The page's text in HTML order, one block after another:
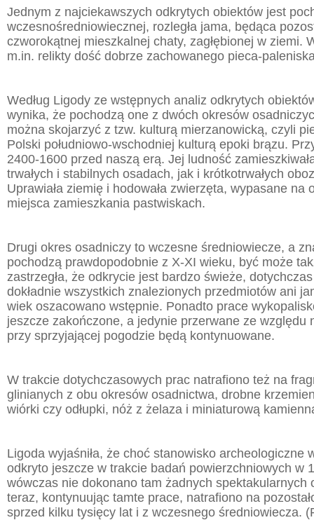
Jednym z najciekawszych odkrytych obiektów jest
wczesnośredniowiecznej, rozległa jama, będąca
czworokątnej mieszkalnej chaty, zagłębionej w ziemi.
m.in. relikty dość dobrze zachowanego pieca-
Według Ligody ze wstępnych analiz odkrytych
wynika, że pochodzą one z dwóch okresów
można skojarzyć z tzw. kulturą mierzanowicką, czyli
Polski południowo-wschodniej kulturą epoki brązu.
2400-1600 przed naszą erą. Jej ludność
trwałych i stabilnych osadach, jak i krótkotrwałych
Uprawiała ziemię i hodowała zwierzęta, wypasane na
miejsca zamieszkania pastwiskach.
Drugi okres osadniczy to wczesne średniowiecze, a
pochodzą prawdopodobnie z X-XI wieku, być może
zastrzegła, że odkrycie jest bardzo świeże,
dokładnie wszystkich znalezionych przedmiotów ani
wiek oszacowano wstępnie. Ponadto prace
jeszcze zakończone, a jedynie przerwane ze względu
przy sprzyjającej pogodzie będą kontynuowane.
W trakcie dotychczasowych prac natrafiono też na
glinianych z obu okresów osadnictwa, drobne
wiórki czy odłupki, nóż z żelaza i miniaturową
Ligoda wyjaśniła, że choć stanowisko archeologiczne
odkryto jeszcze w trakcie badań powierzchniowych w
wówczas nie dokonano tam żadnych spektakularnych
teraz, kontynuując tamte prace, natrafiono na
sprzed kilku tysięcy lat i z wczesnego średniowiecza.